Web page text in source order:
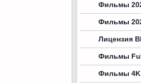
Фильмы
Фильмы
Лицензия
Фильмы
Фильмы 4K